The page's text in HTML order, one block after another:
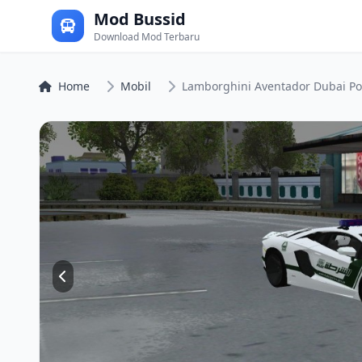
Mod Bussid
Download Mod Terbaru
Home Mobil Lamborghini Aventador Dubai